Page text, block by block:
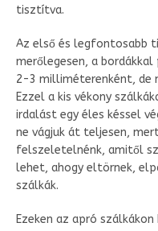
tisztítva.
Az első és legfontosabb
merőlegesen, a
2-3 milliméterenként, de
Ezzel a kis vékony
irdalást egy éles késsel
ne vágjuk át teljesen,
felszeletelnénk, amitől
lehet, ahogy eltörnek,
szálkák.
Ezeken az apró